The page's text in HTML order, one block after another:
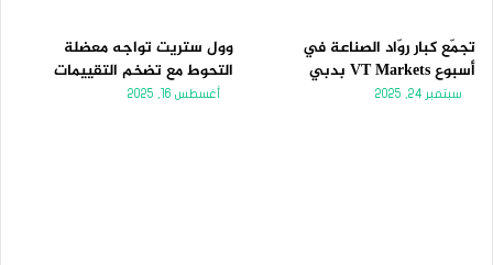
تجمّع كبار روّاد الصناعة في
أسبوع VT Markets بدبي
سبتمبر 24, 2025
وول ستريت تواجه معضلة
التحوط مع تضخم التقييمات
أغسطس 16, 2025